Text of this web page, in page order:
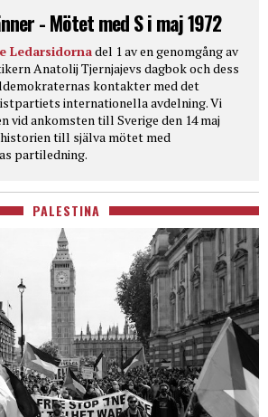
- Mötet med S i maj 1972
Ledarsidornadel 1 av en genomgång av
Anatolij Tjernjajevs dagbok och dess
kontakter med det
internationella avdelning. Vi
vid ankomsten till Sverige den 14 maj
till själva mötet med
partiledning.
PALESTINA